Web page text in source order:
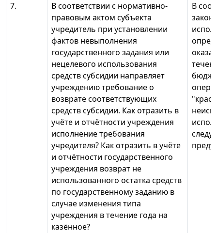
7.
В соответствии с нормативно-
правовым актом субъекта
учредитель при установлении
фактов невыполнения
государственного задания или
нецелевого использования
средств субсидии направляет
учреждению требование о
возврате соответствующих
средств субсидии. Как отразить в
учёте и отчётности учреждения
исполнение требования
учредителя? Как отразить в учёте
и отчётности государственного
учреждения возврат не
использованного остатка средств
по государственному заданию в
случае изменения типа
учреждения в течение года на
казённое?
В